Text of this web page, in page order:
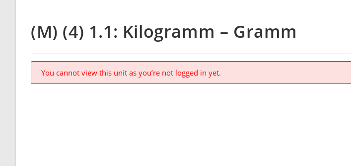
(M) (4) 1.1: Kilogramm – Gramm
You cannot view this unit as you’re not logged in yet.